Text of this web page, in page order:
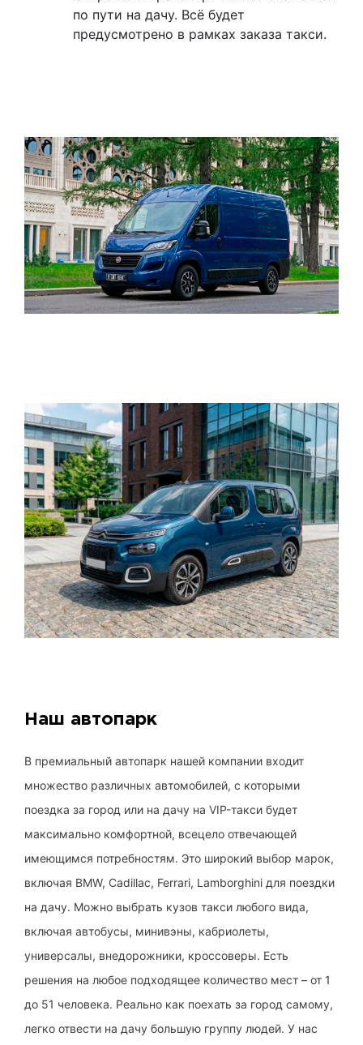
по пути на дачу. Всё будет
предусмотрено в рамках заказа такси.
Наш автопарк
В премиальный автопарк нашей компании входит
множество различных автомобилей, с которыми
поездка за город или на дачу на VIP-такси будет
максимально комфортной, всецело отвечающей
имеющимся потребностям. Это широкий выбор марок,
включая BMW, Cadillac, Ferrari, Lamborghini для поездки
на дачу. Можно выбрать кузов такси любого вида,
включая автобусы, минивэны, кабриолеты,
универсалы, внедорожники, кроссоверы. Есть
решения на любое подходящее количество мест – от 1
до 51 человека. Реально как поехать за город самому,
легко отвести на дачу большую группу людей. У нас